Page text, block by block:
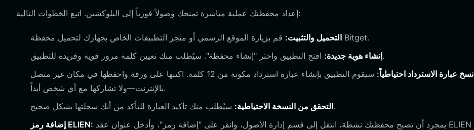
إعداد محفظتك عملية مباشرة تمنحك وصولاً فورياً إلى البلوكشين. اتبع الخطوات التالية:
التحميل والتثبيت: قم بزيارة الموقع الرسمي أو متجر التطبيقات الخاص بجهازك لتحميل محفظة Bitget.
إنشاء هوية جديدة:افتح التطبيق واختر "إنشاء محفظة". سيُطلب منك تعيين كلمة مرور قوية وفريدة للتطبيق.
نسخ عبارة الاسترداد احتياطياً:
سيقوم التطبيق بإنشاء عبارة استرداد مكونة من 12 كلمة. اكتبها على ورقة واحفظها في مكان غير متصل
بالإنترنت—ولا تشاركها مع أي شخص أبداً.
التحقق من النسخة الاحتياطية:سيُطلب منك تأكيد العبارة للتأكد من أنك سجلتها بشكل صحيح.
إضافة رمز ELIEN: